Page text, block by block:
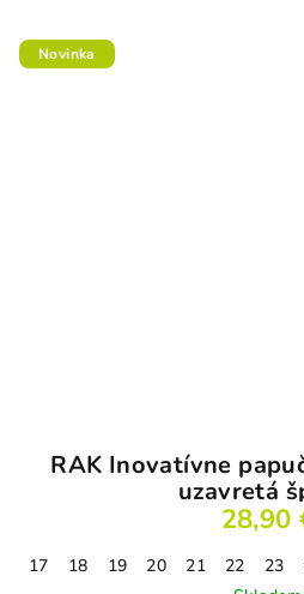
Novinka
RAK Inovatívne
uzavretá
28,90
17 18 19 20 21 22 23